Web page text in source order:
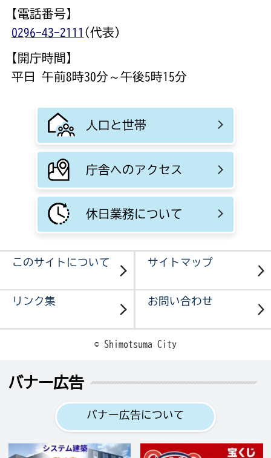
【電話番号】
0296-43-2111 (代表)
【開庁時間】
平日 午前8時30分～午後5時15分
人口と世帯
庁舎へのアクセス
休日業務について
このサイトについて サイトマップ
リンク集 お問い合わせ
© Shimotsuma City
バナー広告
バナー広告について